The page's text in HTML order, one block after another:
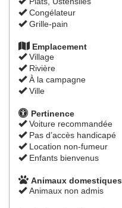
Congélateur
Grille-pain
Emplacement
Village
Rivière
À la campagne
Ville
Pertinence
Voiture recommandée
Pas d’accès handicapé
Location non-fumeur
Enfants bienvenus
Animaux domestiques
Animaux non admis